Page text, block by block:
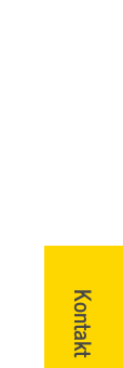
Kontakt